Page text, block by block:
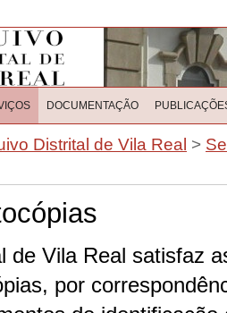
DOCUMENTAÇÃO
Distrital de Vila Real >
de Vila Real satisfaz
por